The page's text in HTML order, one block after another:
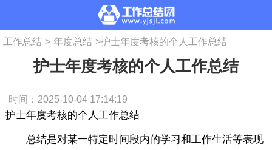
工作总结 > 年度总结 >护士年度考核的个人工作总结
护士年度考核的个人工作总结
时间：2025-10-04 17:14:19
护士年度考核的个人工作总结
总结是对某一特定时间段内的学习和工作生活等表现